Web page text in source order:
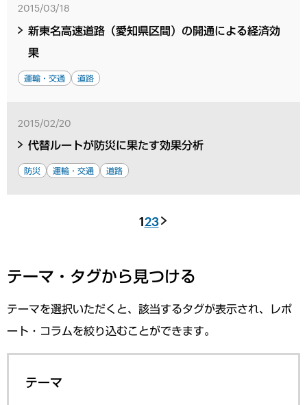
2015/03/18
新東名高速道路（愛知県区間）の開通による経済効
果
運輸・交通 道路
2015/02/20
代替ルートが防災に果たす効果分析
防災 運輸・交通 道路
123
テーマ・タグから見つける
テーマを選択いただくと、該当するタグが表示され、レポ
ート・コラムを絞り込むことができます。
テーマ